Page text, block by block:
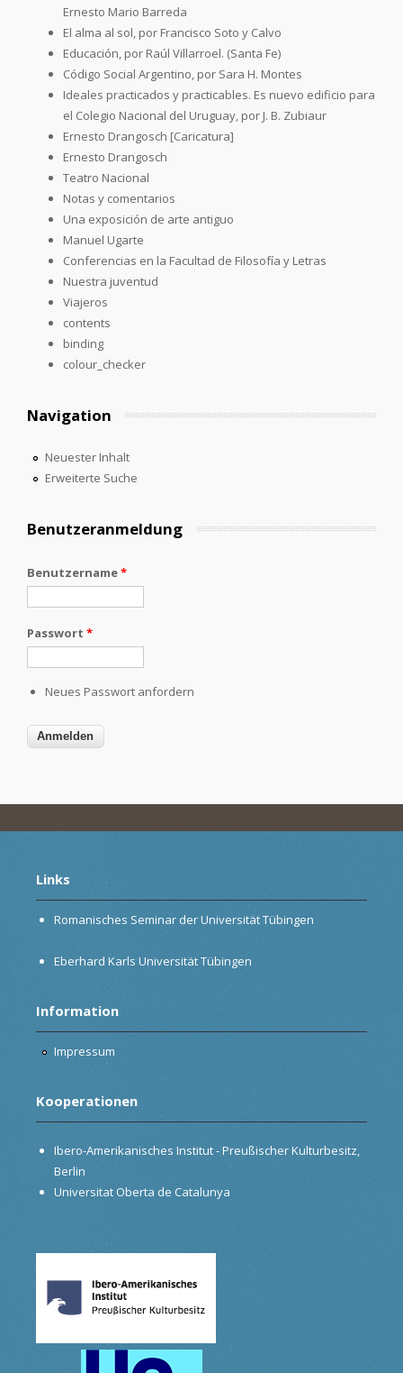
Ernesto Mario Barreda
El alma al sol, por Francisco Soto y Calvo
Educación, por Raúl Villarroel. (Santa Fe)
Código Social Argentino, por Sara H. Montes
Ideales practicados y practicables. Es nuevo edificio para
el Colegio Nacional del Uruguay, por J. B. Zubiaur
Ernesto Drangosch [Caricatura]
Ernesto Drangosch
Teatro Nacional
Notas y comentarios
Una exposición de arte antiguo
Manuel Ugarte
Conferencias en la Facultad de Filosofía y Letras
Nuestra juventud
Viajeros
contents
binding
colour_checker
Navigation
Neuester Inhalt
Erweiterte Suche
Benutzeranmeldung
Benutzername*
Passwort *
Neues Passwort anfordern
Links
Romanisches Seminar der Universität Tübingen
Eberhard Karls Universität Tübingen
Information
Impressum
Kooperationen
Ibero-Amerikanisches Institut - Preußischer Kulturbesitz,
Berlin
Universitat Oberta de Catalunya